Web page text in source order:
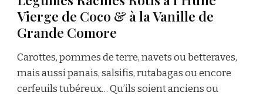
Vierge de Coco & à la Vanille de
Grande Comore
Carottes, pommes de terre, navets ou betteraves,
mais aussi panais, salsifis, rutabagas ou encore
cerfeuils tubéreux… Qu’ils soient anciens ou